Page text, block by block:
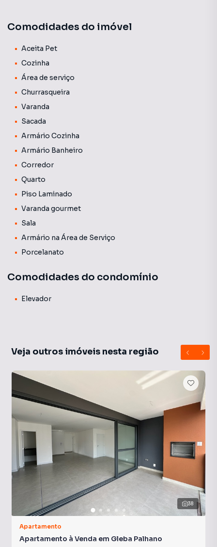
todos os cômodos para maior utilização de espaço,
Comodidades do imóvel
Aceita Pet
Cozinha
Área de serviço
Churrasqueira
Varanda
Sacada
Armário Cozinha
Armário Banheiro
Corredor
Quarto
Piso Laminado
Varanda gourmet
Sala
Armário na Área de Serviço
Porcelanato
Comodidades do condomínio
Elevador
Veja outros imóveis nesta região
38
Apartamento
Apartamento à Venda em Gleba Palhano